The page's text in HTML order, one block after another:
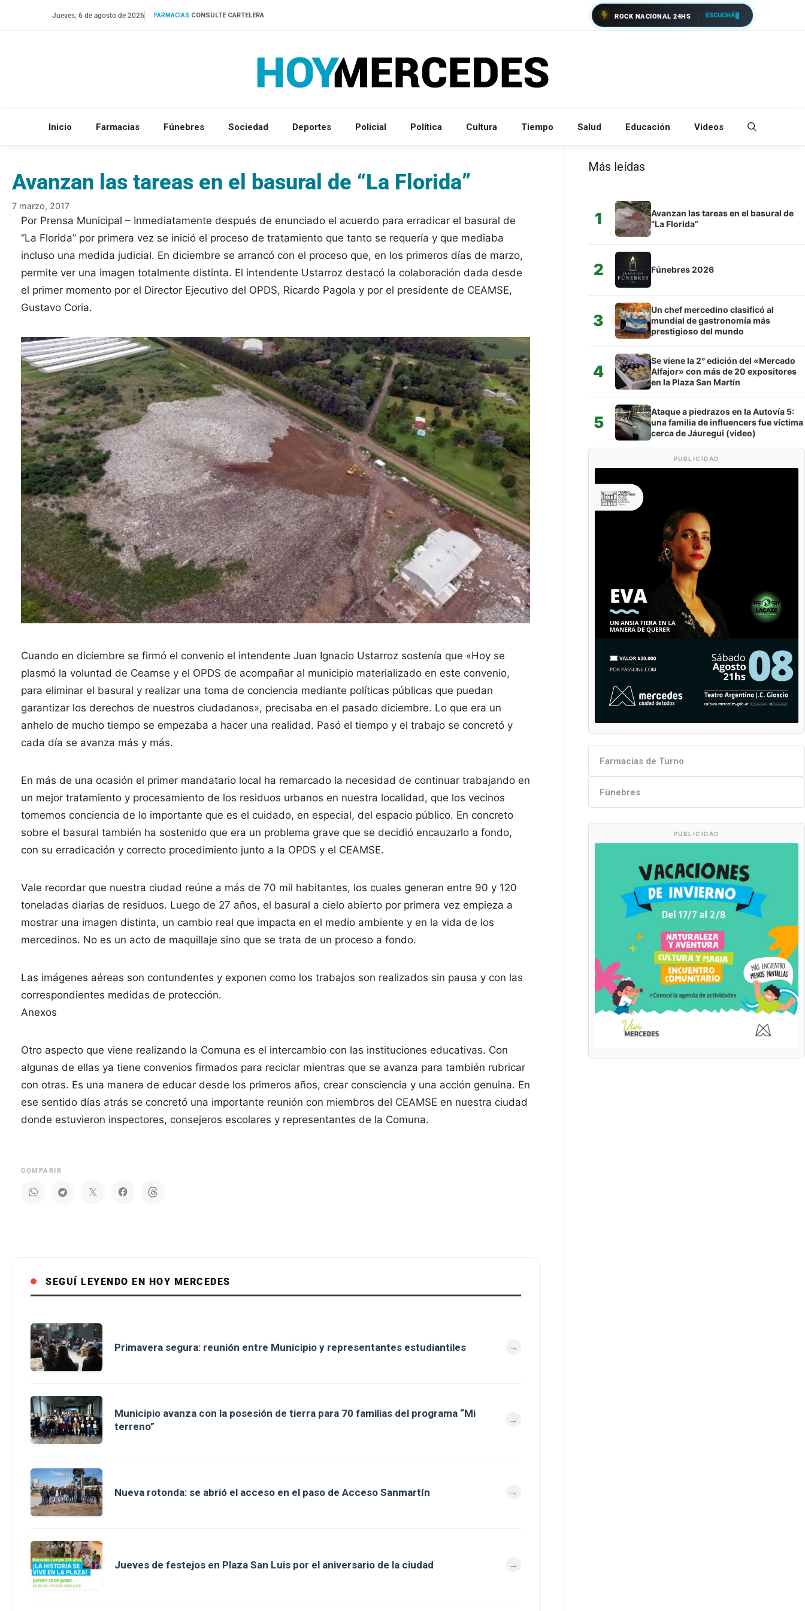
Jueves, 6 de agosto de 2026 FARMACIAS:CONSULTE CARTELERA ROCK NACIONAL 24HS ESCUCHÁ
Inicio Farmacias Fúnebres Sociedad Deportes Policial Política Cultura Tiempo Salud Educación Videos
Avanzan las tareas en el basural de “La Florida”
7 marzo, 2017
Por Prensa Municipal – Inmediatamente después de enunciado el acuerdo para erradicar el basural de
“La Florida” por primera vez se inició el proceso de tratamiento que tanto se requería y que mediaba
incluso una medida judicial. En diciembre se arrancó con el proceso que, en los primeros días de marzo,
permite ver una imagen totalmente distinta. El intendente Ustarroz destacó la colaboración dada desde
el primer momento por el Director Ejecutivo del OPDS, Ricardo Pagola y por el presidente de CEAMSE,
Gustavo Coria.
Cuando en diciembre se firmó el convenio el intendente Juan Ignacio Ustarroz sostenía que «Hoy se
plasmó la voluntad de Ceamse y el OPDS de acompañar al municipio materializado en este convenio,
para eliminar el basural y realizar una toma de conciencia mediante políticas públicas que puedan
garantizar los derechos de nuestros ciudadanos», precisaba en el pasado diciembre. Lo que era un
anhelo de mucho tiempo se empezaba a hacer una realidad. Pasó el tiempo y el trabajo se concretó y
cada día se avanza más y más.
En más de una ocasión el primer mandatario local ha remarcado la necesidad de continuar trabajando en
un mejor tratamiento y procesamiento de los residuos urbanos en nuestra localidad, que los vecinos
tomemos conciencia de lo importante que es el cuidado, en especial, del espacio público. En concreto
sobre el basural también ha sostenido que era un problema grave que se decidió encauzarlo a fondo,
con su erradicación y correcto procedimiento junto a la OPDS y el CEAMSE.
Vale recordar que nuestra ciudad reúne a más de 70 mil habitantes, los cuales generan entre 90 y 120
toneladas diarias de residuos. Luego de 27 años, el basural a cielo abierto por primera vez empieza a
mostrar una imagen distinta, un cambio real que impacta en el medio ambiente y en la vida de los
mercedinos. No es un acto de maquillaje sino que se trata de un proceso a fondo.
Las imágenes aéreas son contundentes y exponen como los trabajos son realizados sin pausa y con las
correspondientes medidas de protección.
Anexos
Otro aspecto que viene realizando la Comuna es el intercambio con las instituciones educativas. Con
algunas de ellas ya tiene convenios firmados para reciclar mientras que se avanza para también rubricar
con otras. Es una manera de educar desde los primeros años, crear consciencia y una acción genuina. En
ese sentido días atrás se concretó una importante reunión con miembros del CEAMSE en nuestra ciudad
donde estuvieron inspectores, consejeros escolares y representantes de la Comuna.
COMPARIR
SEGUÍ LEYENDO EN HOY MERCEDES
Primavera segura: reunión entre Municipio y representantes estudiantiles
Municipio avanza con la posesión de tierra para 70 familias del programa “Mi
terreno”
Nueva rotonda: se abrió el acceso en el paso de Acceso Sanmartín
Jueves de festejos en Plaza San Luis por el aniversario de la ciudad
Más leídas
1
Avanzan las tareas en el basural de
“La Florida”
2 Fúnebres 2026
3
Un chef mercedino clasificó al
mundial de gastronomía más
prestigioso del mundo
4
Se viene la 2° edición del «Mercado
Alfajor» con más de 20 expositores
en la Plaza San Martín
5
Ataque a piedrazos en la Autovía 5:
una familia de influencers fue víctima
cerca de Jáuregui (video)
PUBLICIDAD
Farmacias de Turno
Fúnebres
PUBLICIDAD